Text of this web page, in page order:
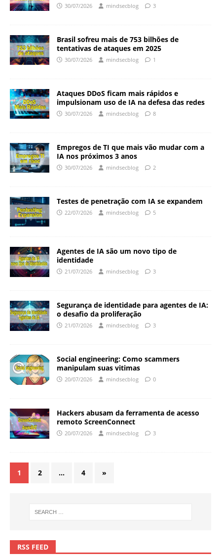
30/07/2026 mindsecblog 3
Brasil sofreu mais de 753 bilhões de
tentativas de ataques em 2025
30/07/2026 mindsecblog 1
Ataques DDoS ficam mais rápidos e
impulsionam uso de IA na defesa das redes
30/07/2026 mindsecblog 8
Empregos de TI que mais vão mudar com a
IA nos próximos 3 anos
30/07/2026 mindsecblog 2
Testes de penetração com IA se expandem
22/07/2026 mindsecblog 5
Agentes de IA são um novo tipo de
identidade
21/07/2026 mindsecblog 3
Segurança de identidade para agentes de IA:
o desafio da proliferação
21/07/2026 mindsecblog 3
Social engineering: Como scammers
manipulam suas vitimas
20/07/2026 mindsecblog 0
Hackers abusam da ferramenta de acesso
remoto ScreenConnect
20/07/2026 mindsecblog 3
1 2 … 4 »
RSS FEED